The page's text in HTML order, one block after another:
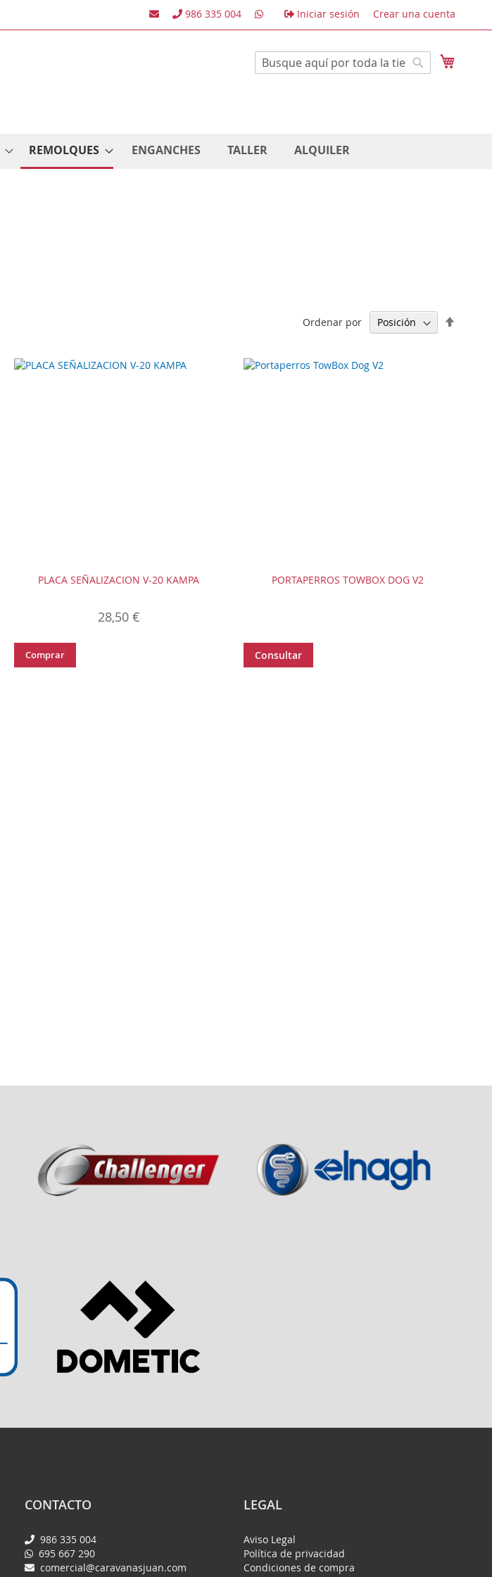
Iniciar sesión Crear una cuenta
986 335 004
Buscar
REMOLQUES ENGANCHES TALLER ALQUILER
Ordenar por
PLACA SEÑALIZACION V-20 KAMPA
28,50 €
Comprar
PORTAPERROS TOWBOX DOG V2
Consultar
CONTACTO
986 335 004
695 667 290
comercial@caravanasjuan.com
LEGAL
Aviso Legal
Política de privacidad
Condiciones de compra